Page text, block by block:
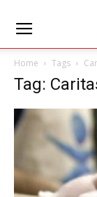
Home Tags
Tag: